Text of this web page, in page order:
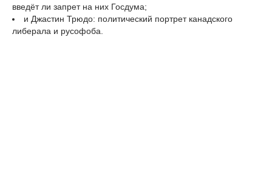
введёт ли запрет на них Госдума;
и Джастин Трюдо: политический портрет канадского
либерала и русофоба.